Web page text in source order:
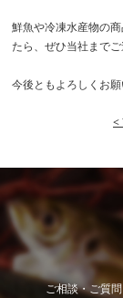
鮮魚や冷凍水産物の
たら、ぜひ当社までご
今後ともよろしくお願
<
ご相談・ご質